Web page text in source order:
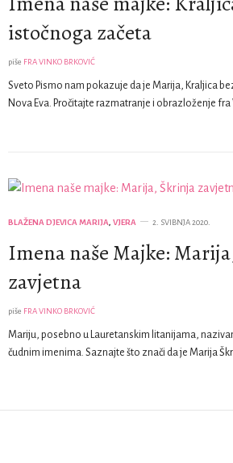
istočnoga začeta
piše FRA VINKO BRKOVIĆ
Sveto Pismo nam pokazuje da je Marija, Kraljica
Nova Eva. Pročitajte razmatranje i obrazloženje fra
BLAŽENA DJEVICA MARIJA, VJERA 2. SVIBNJA 2020.
Imena naše Majke:
zavjetna
piše FRA VINKO BRKOVIĆ
Mariju, posebno u Lauretanskim litanijama,
čudnim imenima. Saznajte što znači da je Marija